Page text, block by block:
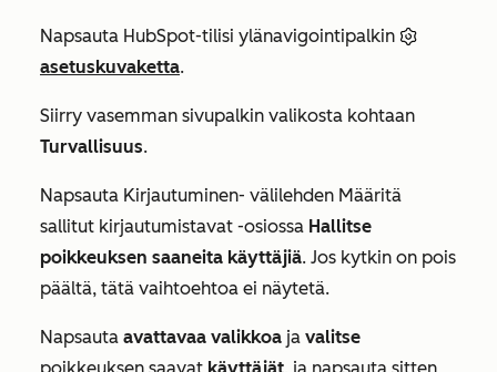
Napsauta HubSpot-tilisi ylänavigointipalkin
asetuskuvaketta.
Siirry vasemman sivupalkin valikosta kohtaan
Turvallisuus.
Napsauta Kirjautuminen- välilehden Määritä
sallitut kirjautumistavat -osiossa Hallitse
poikkeuksen saaneita käyttäjiä. Jos kytkin on pois
päältä, tätä vaihtoehtoa ei näytetä.
Napsauta avattavaa valikkoa ja valitse
poikkeuksen saavat käyttäjät, ja napsauta sitten